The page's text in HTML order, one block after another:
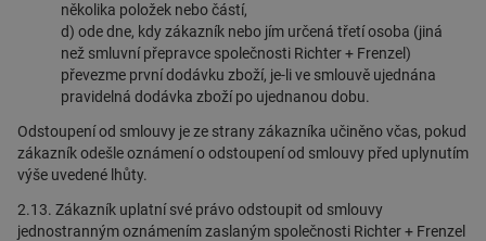
několika položek nebo částí,
d) ode dne, kdy zákazník nebo jím určená třetí osoba (jiná
než smluvní přepravce společnosti Richter + Frenzel)
převezme první dodávku zboží, je-li ve smlouvě ujednána
pravidelná dodávka zboží po ujednanou dobu.
Odstoupení od smlouvy je ze strany zákazníka učiněno včas, pokud
zákazník odešle oznámení o odstoupení od smlouvy před uplynutím
výše uvedené lhůty.
2.13. Zákazník uplatní své právo odstoupit od smlouvy
jednostranným oznámením zaslaným společnosti Richter + Frenzel